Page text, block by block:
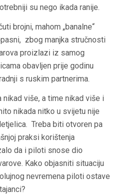
su nego ikada ranije.
brojni, mahom „banalne“
zbog manjka stručnosti
proizlazi iz samog
obavljen prije godinu
s ruskim partnerima.
nikad više, a time nikad više i
nikada nitko u svijetu nije
Treba biti otvoren pa
praksi korištenja
da i piloti snose dio
Kako objasniti situaciju
nevremena piloti ostave